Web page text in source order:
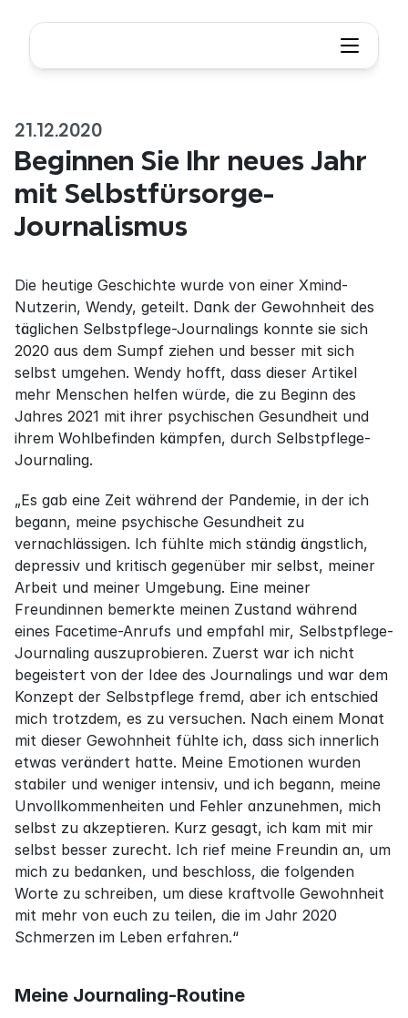
21.12.2020
Beginnen Sie Ihr neues Jahr
mit Selbstfürsorge-
Journalismus
Die heutige Geschichte wurde von einer Xmind-
Nutzerin, Wendy, geteilt. Dank der Gewohnheit des
täglichen Selbstpflege-Journalings konnte sie sich
2020 aus dem Sumpf ziehen und besser mit sich
selbst umgehen. Wendy hofft, dass dieser Artikel
mehr Menschen helfen würde, die zu Beginn des
Jahres 2021 mit ihrer psychischen Gesundheit und
ihrem Wohlbefinden kämpfen, durch Selbstpflege-
Journaling.
„Es gab eine Zeit während der Pandemie, in der ich
begann, meine psychische Gesundheit zu
vernachlässigen. Ich fühlte mich ständig ängstlich,
depressiv und kritisch gegenüber mir selbst, meiner
Arbeit und meiner Umgebung. Eine meiner
Freundinnen bemerkte meinen Zustand während
eines Facetime-Anrufs und empfahl mir, Selbstpflege-
Journaling auszuprobieren. Zuerst war ich nicht
begeistert von der Idee des Journalings und war dem
Konzept der Selbstpflege fremd, aber ich entschied
mich trotzdem, es zu versuchen. Nach einem Monat
mit dieser Gewohnheit fühlte ich, dass sich innerlich
etwas verändert hatte. Meine Emotionen wurden
stabiler und weniger intensiv, und ich begann, meine
Unvollkommenheiten und Fehler anzunehmen, mich
selbst zu akzeptieren. Kurz gesagt, ich kam mit mir
selbst besser zurecht. Ich rief meine Freundin an, um
mich zu bedanken, und beschloss, die folgenden
Worte zu schreiben, um diese kraftvolle Gewohnheit
mit mehr von euch zu teilen, die im Jahr 2020
Schmerzen im Leben erfahren.“
Meine Journaling-Routine